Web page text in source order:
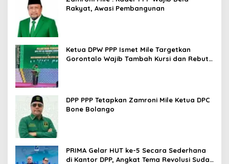
Rakyat, Awasi Pembangunan
Ketua DPW PPP Ismet Mile Targetkan
Gorontalo Wajib Tambah Kursi dan Rebut
DPP PPP Tetapkan Zamroni Mile Ketua DPC
Bone Bolango
PRIMA Gelar HUT ke-5 Secara Sederhana
di Kantor DPP, Angkat Tema Revolusi Sudah